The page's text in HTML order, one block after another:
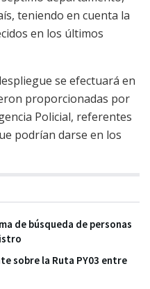
teniendo en cuenta la
en los últimos
se efectuará en
proporcionadas por
Policial, referentes
podrían darse en los
de búsqueda de personas
sobre la Ruta PY03 entre